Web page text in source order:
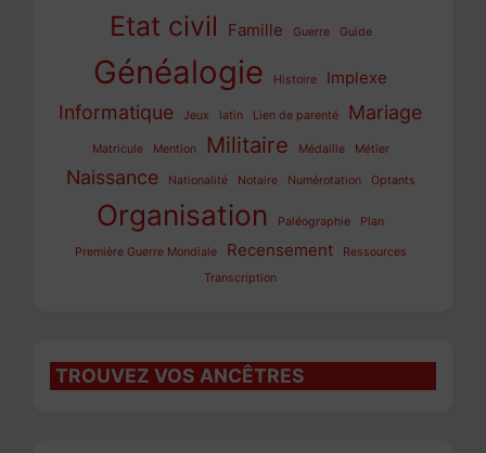
Etat civil Famille Guerre Guide
Généalogie Histoire Implexe
Informatique Jeux latin Lien de parenté Mariage
Matricule Mention Militaire Médaille Métier
Naissance Nationalité Notaire Numérotation Optants
Organisation Paléographie Plan
Première Guerre Mondiale Recensement
Ressources
Transcription
TROUVEZ VOS ANCÊTRES